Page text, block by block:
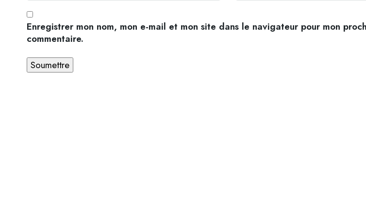
Enregistrer mon nom, mon e-mail et mon site dans le navigateur pour mon
commentaire.